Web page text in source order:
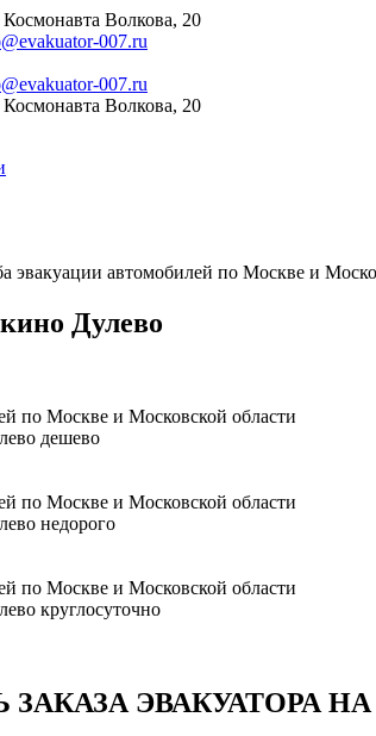
Волкова, 20
007.ru
007.ru
Волкова, 20
эвакуации автомобилей по Москве и
Дулево
по Москве и Московской области
дешево
по Москве и Московской области
недорого
по Москве и Московской области
круглосуточно
ЭВАКУАТОРА